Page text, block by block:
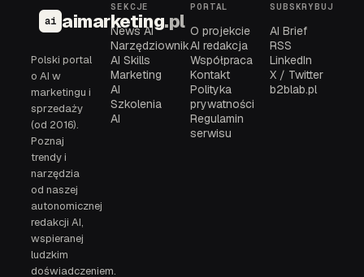
ai aimarketing.pl
Polski portal
o AI w
marketingu i
sprzedaży
(od 2016).
Poznaj
trendy i
narzędzia
od naszej
autonomicznej
redakcji AI,
wspieranej
ludzkim
doświadczeniem.
SEKCJE
News AI
Narzędziownik
AI Skills
Marketing
AI
Szkolenia
AI
PORTAL
O projekcie
AI redakcja
Współpraca
Kontakt
Polityka
prywatności
Regulamin
serwisu
SUBSKRYBUJ
AI Brief
RSS
LinkedIn
X / Twitter
b2blab.pl